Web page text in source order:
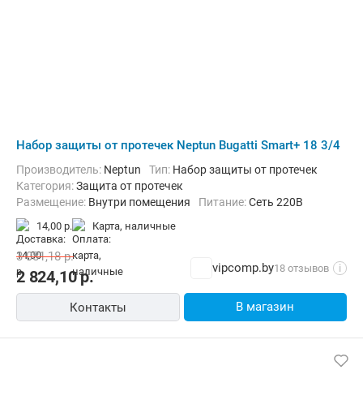
Набор защиты от протечек Neptun Bugatti Smart+ 18 3/4
Производитель: Neptun Тип: Набор защиты от протечек
Категория:Защита от протечек
Размещение: Внутри помещения Питание:Сеть 220В
14,00 р. карта, наличные
2 824,10р.
3 081,18р.
vipcomp.by18 отзывов i
Контакты В магазин